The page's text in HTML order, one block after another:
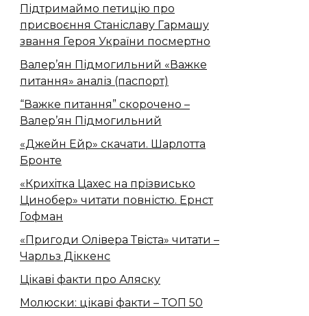
Підтримаймо петицію про
присвоєння Станіславу Гармашу
звання Героя України посмертно
Валер’ян Підмогильний «Важке
питання» аналіз (паспорт)
“Важке питання” скорочено –
Валер’ян Підмогильний
«Джейн Ейр» скачати. Шарлотта
Бронте
«Крихітка Цахес на прізвисько
Цинобер» читати повністю. Ернст
Гофман
«Пригоди Олівера Твіста» читати –
Чарльз Діккенс
Цікаві факти про Аляску
Молюски: цікаві факти – ТОП 50